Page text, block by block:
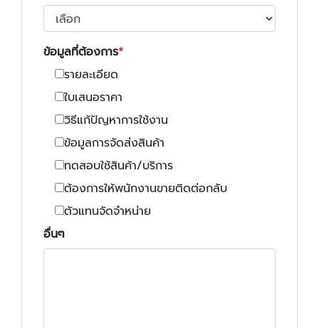
ข้อมูลที่ต้องการ
รายละเอียด
ใบเสนอราคา
วิธีแก้ปัญหาการใช้งาน
ข้อมูลการจัดส่งสินค้า
ทดสอบใช้สินค้า/บริการ
ต้องการให้พนักงานขายติดต่อกลับ
ตัวแทนจัดจำหน่าย
อื่นๆ